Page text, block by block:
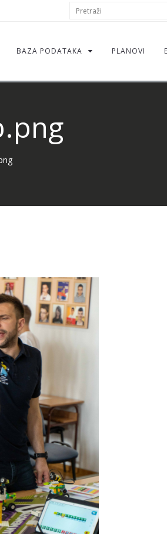
Search
form
BAZA PODATAKA PLANOVI